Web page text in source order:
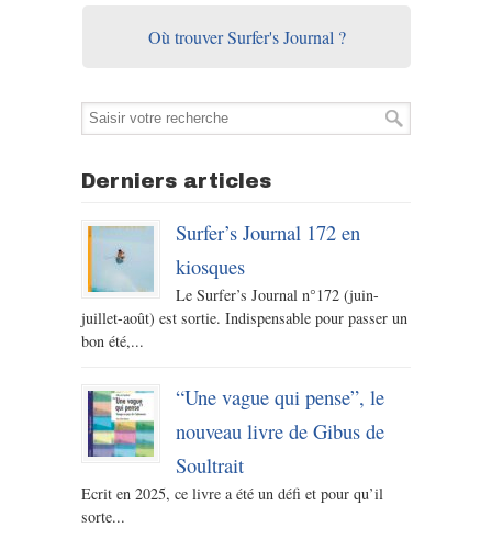
Où trouver Surfer's Journal ?
Derniers articles
Surfer’s Journal 172 en
kiosques
Le Surfer’s Journal n°172 (juin-
juillet-août) est sortie. Indispensable pour passer un
bon été,...
“Une vague qui pense”, le
nouveau livre de Gibus de
Soultrait
Ecrit en 2025, ce livre a été un défi et pour qu’il
sorte...